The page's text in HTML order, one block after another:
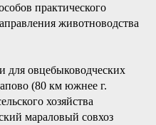
практического
животноводства
овцебыководческих
(80 км южнее г.
хозяйства
мараловый совхоз